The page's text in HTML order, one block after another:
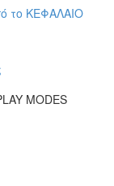
το ΚΕΦΑΛΑΙΟ
MODES